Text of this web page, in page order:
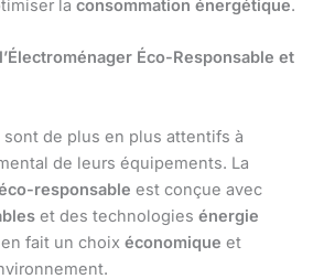
la consommation énergétique.
Éco-Responsable et
de plus en plus attentifs à
de leurs équipements. La
responsable est conçue avec
et des technologies énergie
fait un choix économique et